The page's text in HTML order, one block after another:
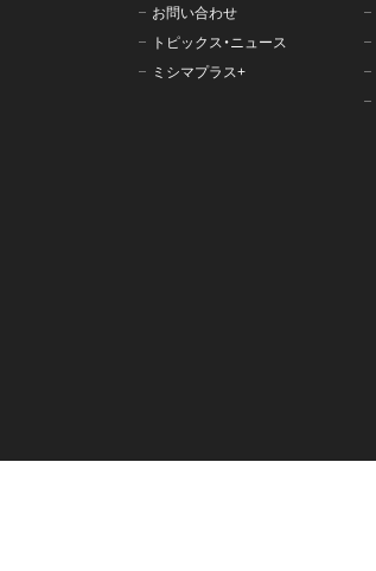
お問い合わせ
トピックス・ニュース
ミシマプラス+